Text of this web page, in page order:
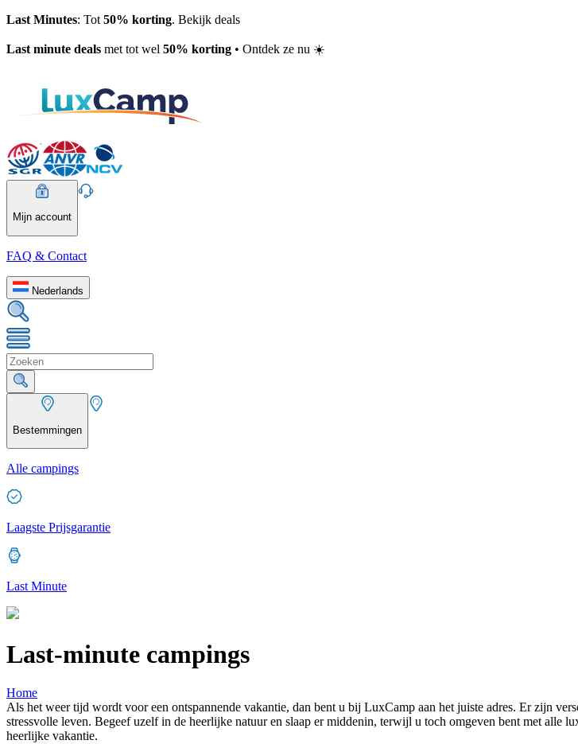
Last Minutes: Tot 50% korting. Bekijk deals
Last minute deals met tot wel 50% korting • Ontdek ze nu ☀️
Mijn account
FAQ & Contact
Nederlands
Bestemmingen
Alle campings
Laagste Prijsgarantie
Last Minute
Last-minute campings
Home
Als het weer tijd wordt voor een ontspannende vakantie, dan bent u bij LuxCamp aan het juiste adres. Er zijn
stressvolle leven. Begeef uzelf in de heerlijke natuur en slaap er middenin, terwijl u toch omgeven bent met alle
heerlijke vakantie.